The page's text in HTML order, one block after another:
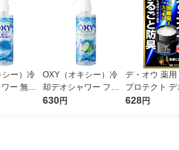
シー）冷
ー 無香
ロート
OXY（オキシー）冷
却デオシャワー フレ
ッシュアップルの香り
630円
デ・オウ 薬用
プロテクト
ム 全身用 男
628円